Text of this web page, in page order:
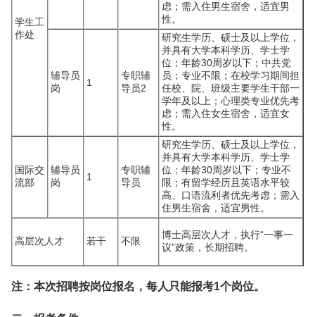
学生工
作处
虑；需入住男生宿舍，适宜男
性。
辅导员
岗
1
专职辅
导员2
研究生学历、硕士及以上学位，
并具有大学本科学历、学士学
位；年龄30周岁以下；中共党
员；专业不限；在校学习期间担
任校、院、班级主要学生干部一
学年及以上；心理类专业优先考
虑；需入住女生宿舍，适宜女
性。
国际交
流部
辅导员
岗
1
专职辅
导员
研究生学历、硕士及以上学位，
并具有大学本科学历、学士学
位；年龄30周岁以下；专业不
限；有留学经历且英语水平较
高、口语流利者优先考虑；需入
住男生宿舍，适宜男性。
高层次人才 若干 不限
博士高层次人才，执行“一事一
议”政策，长期招聘。
注：本次招聘按岗位报名，每人只能报考1个岗位。